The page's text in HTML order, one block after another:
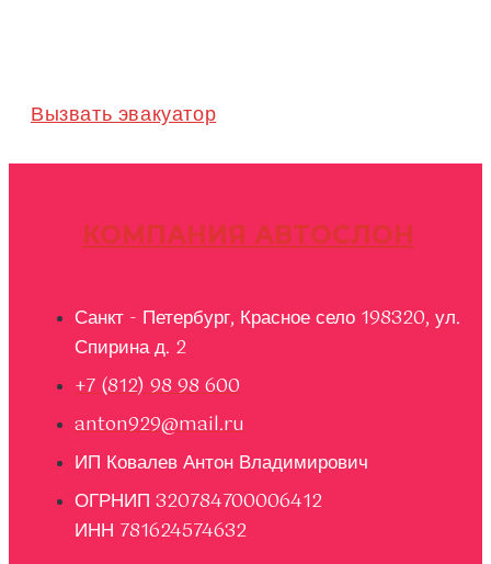
Вызвать эвакуатор
КОМПАНИЯ АВТОСЛОН
Санкт - Петербург, Красное село 198320, ул.
Спирина д. 2
+7 (812) 98 98 600
anton929@mail.ru
ИП Ковалев Антон Владимирович
ОГРНИП 320784700006412
ИНН 781624574632